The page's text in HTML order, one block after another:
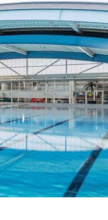
Exporter les lignes sélectionnées
Exporter toutes les colonnes
Exporter uniquement les
Menu
<
>
Le club en bref
Nos entraîneurs
Nos partenaires
Revue de Presse /
Galerie de photos
Les Groupes
?>
Images de la page d'accueil
Cliquez pour éditer